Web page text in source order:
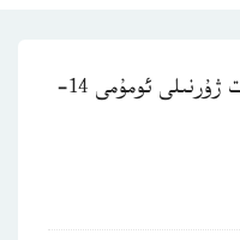
ئىستىقلال ئاۋازى ئايلىق ئاخبارات ژۇرنىلى ئومۇمى 14-